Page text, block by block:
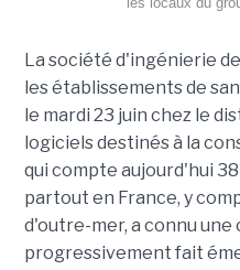
La société d'ingénierie
les établissements de
le mardi 23 juin chez le
logiciels destinés à la
qui compte aujourd'hui
partout en France, y
d'outre-mer, a connu une
progressivement fait